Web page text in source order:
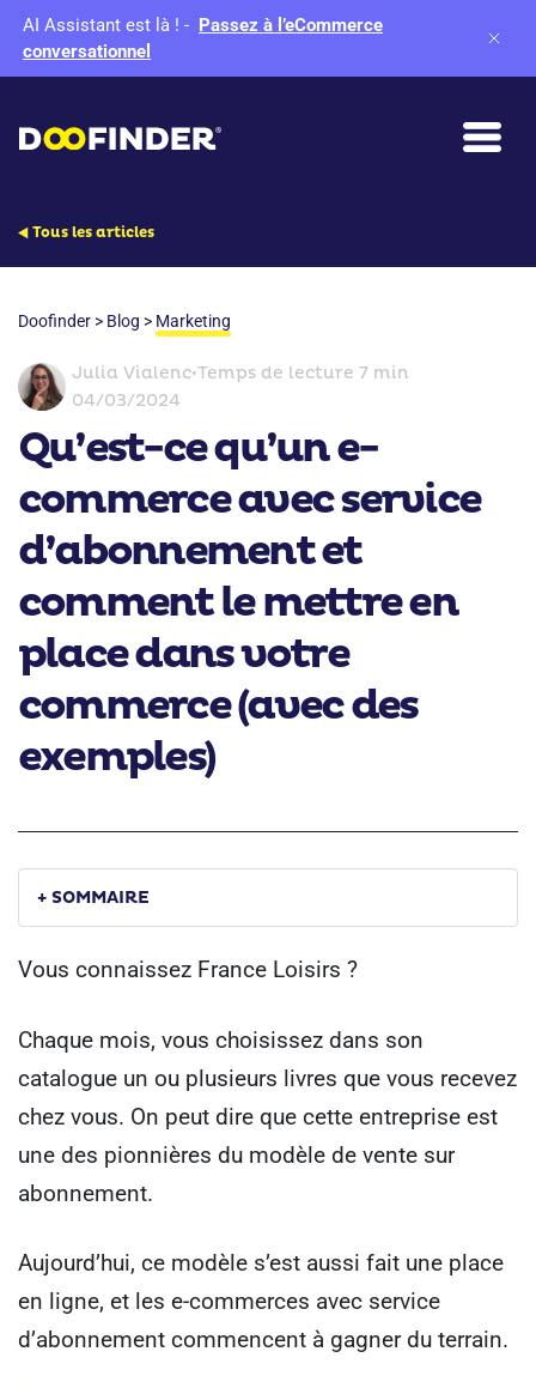
AI Assistant est là ! - Passez à l’eCommerce
conversationnel
Tous les articles
Doofinder > Blog > Marketing
Julia Vialenc•Temps de lecture 7 min
04/03/2024
Qu’est-ce qu’un e-
commerce avec service
d’abonnement et
comment le mettre en
place dans votre
commerce (avec des
exemples)
+ SOMMAIRE
Vous connaissez France Loisirs ?
Chaque mois, vous choisissez dans son
catalogue un ou plusieurs livres que vous recevez
chez vous. On peut dire que cette entreprise est
une des pionnières du modèle de vente sur
abonnement.
Aujourd’hui, ce modèle s’est aussi fait une place
en ligne, et les e-commerces avec service
d’abonnement commencent à gagner du terrain.